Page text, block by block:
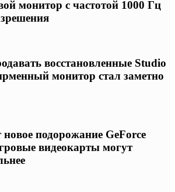
монитор с частотой 1000 Гц
восстановленные Studio
монитор стал заметно
подорожание GeForce
видеокарты могут